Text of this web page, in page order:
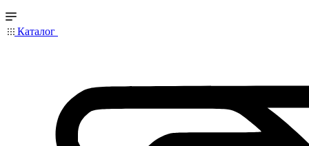
Каталог